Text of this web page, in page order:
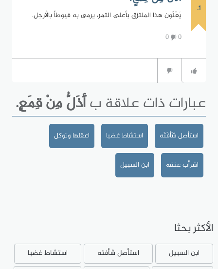
1.
يَعْنُون هذا الملتزِق بأعلى التمر، يرمى به فيوطأ بالأرجل.
0
0
عبارات ذات علاقة بأَذَلُّ مِنْ قِمَعٍ.
استأصل شَأْفَتَه استشاط غضبا اعقلها وتوكل
اشرأب عنقه ابن السبيل
الأكثر بحثا
ابن السبيل استأصل شأفته
استشاط غضبا